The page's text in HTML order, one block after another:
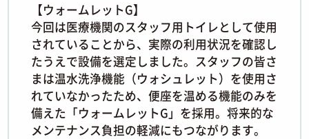
【ウォームレットG】
今回は医療機関のスタッフ用トイレとして使用
されていることから、実際の利用状況を確認し
たうえで設備を選定しました。スタッフの皆さ
まは温水洗浄機能（ウォシュレット）を使用さ
れていなかったため、便座を温める機能のみを
備えた「ウォームレットG」を採用。将来的な
メンテナンス負担の軽減にもつながります。